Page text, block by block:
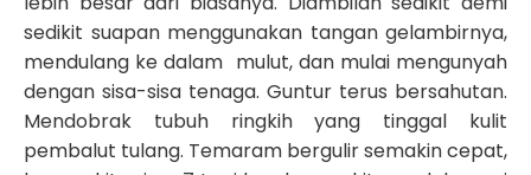
sedikit suapan menggunakan tangan gelambirnya,
mendulang ke dalam mulut, dan mulai mengunyah
dengan sisa-sisa tenaga. Guntur terus bersahutan.
Mendobrak tubuh ringkih yang tinggal kulit
pembalut tulang. Temaram bergulir semakin cepat,